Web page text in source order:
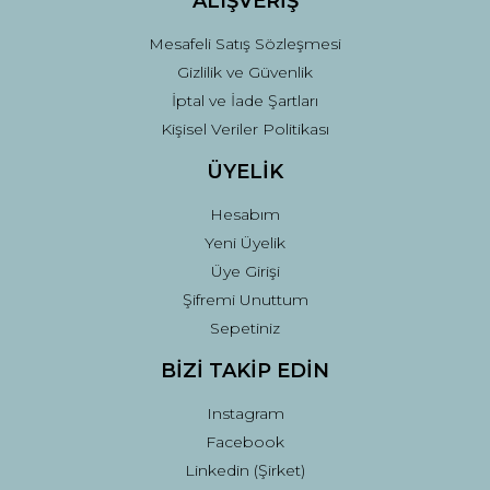
Mesafeli Satış Sözleşmesi
Gizlilik ve Güvenlik
İptal ve İade Şartları
Kişisel Veriler Politikası
ÜYELİK
Hesabım
Yeni Üyelik
Üye Girişi
Şifremi Unuttum
Sepetiniz
BİZİ TAKİP EDİN
Instagram
Facebook
Linkedin (Şirket)